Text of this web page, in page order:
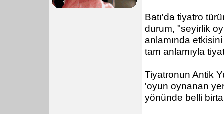
Batı'da tiyatro
durum, "seyirlik
anlamında
tam anlamıyla
Tiyatronun Antik
'oyun oynanan
yönünde belli